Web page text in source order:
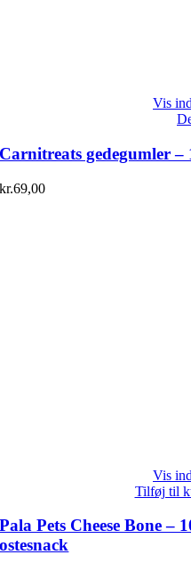
Vis
Carnitreats gedegumler
kr.69,00
Vis
Tilføj til
Pala Pets Cheese Bone
ostesnack